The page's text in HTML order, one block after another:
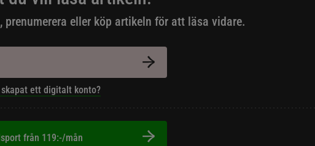
eller köp artikeln för att läsa vidare.
ett digitalt konto?
från 119:-/mån